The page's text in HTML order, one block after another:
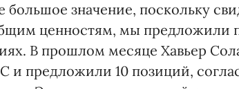
значение, поскольку
ценностям, мы предложили
В прошлом месяце Хавьер
и предложили 10 позиций,